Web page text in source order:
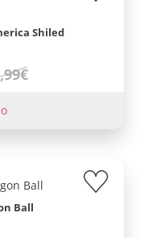
Shiled
Ball